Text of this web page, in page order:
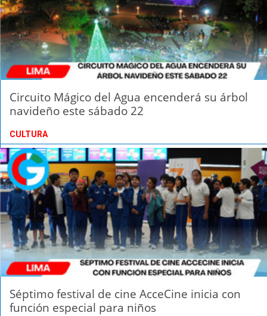
Circuito Mágico del Agua encenderá su árbol
navideño este sábado 22
CULTURA
Séptimo festival de cine AcceCine inicia con
función especial para niños